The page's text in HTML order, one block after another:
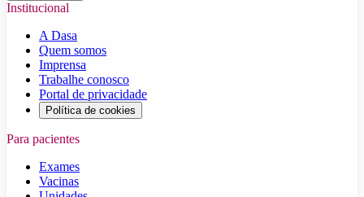
Institucional
A Dasa
Quem somos
Imprensa
Trabalhe conosco
Portal de privacidade
Política de cookies
Para pacientes
Exames
Vacinas